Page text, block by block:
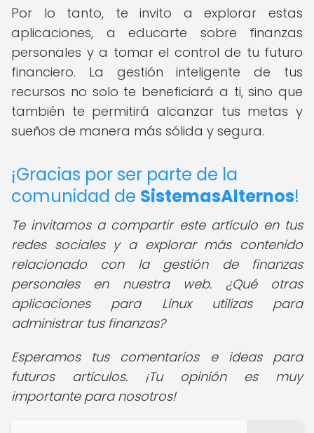
Por lo tanto, te invito a explorar estas
aplicaciones, a educarte sobre finanzas
personales y a tomar el control de tu futuro
financiero. La gestión inteligente de tus
recursos no solo te beneficiará a ti, sino que
también te permitirá alcanzar tus metas y
sueños de manera más sólida y segura.
¡Gracias por ser parte de la
comunidad de SistemasAlternos!
Te invitamos a compartir este artículo en tus
redes sociales y a explorar más contenido
relacionado con la gestión de finanzas
personales en nuestra web. ¿Qué otras
aplicaciones para Linux utilizas para
administrar tus finanzas?
Esperamos tus comentarios e ideas para
futuros artículos. ¡Tu opinión es muy
importante para nosotros!